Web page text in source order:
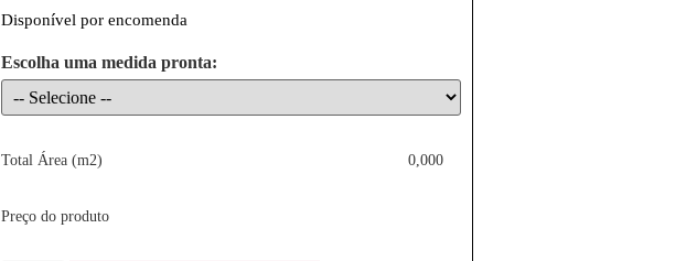
Disponível por encomenda
Escolha uma medida pronta:
Total Área (m2) 0,000
Preço do produto